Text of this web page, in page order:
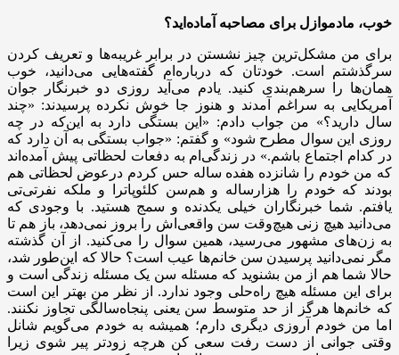
خوب، مادموازل برای مصاحبه آماده‌اید؟
برای من مشکل‌ترین چیز نشستن در برابر غریبه‌ها و تعریف کردن
سرگذشتم است. خودتان که درباره‌ام گفته‌هایی می‌دانید، خوب
همان‌ها را سرهم‌بندی کنید. یادم می‌آید روزی دو خبرنگار جوان
آمریکایی به سراغم آمدند و هنوز جا خوش نکرده پرسیدند: «چند
سال دارید؟» من جواب دادم: «این بستگی دارد به این‌که در چه
روزی این سوال مطرح شود» و گفتم: «جواب بستگی به آن دارد که
در کدام اجتماع باشم.» در زندگی‌ام به دفعات لحظاتی پیش آمده‌اند
که من خودم را شانزده هفده ساله حس کردم درعوض لحظاتی هم
بودند که خودم را هزارساله و هم‌سن کلئوپاترا و ملکه نفرتی‌تی
یافتم. شما خبرنگاران خیلی یکدنده و سمج هستید. با وجودی که
می‌دانید هیچ زنی هیچ‌وقت سن واقعی‌اش را بروز نمی‌دهد، باز هم تا
به زن‌های مشهور می‌رسید، همین سوال را می‌کنید. از آن گذشته
مگر نمی‌دانید پرسیدن سن خانم‌ها عیب است؟ حالا که این‌طور شد،
حالا شما هم از من بشنوید که مسئله سن یک مسئله زندگی است و
برای این مسئله هیچ راه‌حلی وجود ندارد. از نظر من بهتر این است
که خانم‌ها هرگز از حد متوسط سن یعنی پنجاه‌سالگی تجاوز نکنند.
اما من خودم آروزی دیگری دارم؛ همیشه به خودم می‌گویم شانل
وقتی جوانی از دست رفت سعی کن هرچه زودتر پیر شوی زیرا